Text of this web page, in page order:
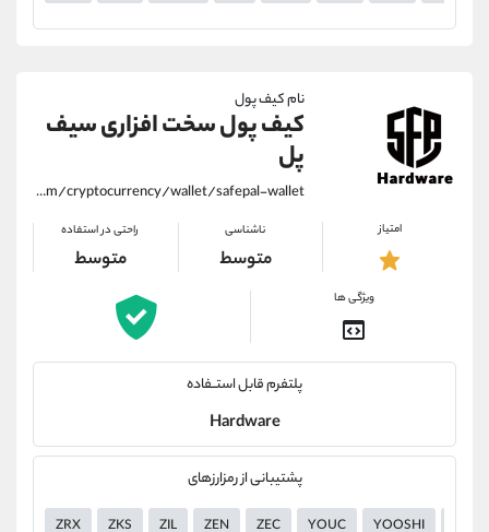
نام کیف پول
کیف پول سخت افزاری سیف
پل
https://alirezamehrabi.com/cryptocurrency/wallet/safepal-wallet
امتیاز ناشناسی
متوسط
راحتی در استفاده
متوسط
ویژگی ها
پلتفرم قابل استــفاده
Hardware
پشتیبانی از رمزارزهای
ZRX ZKS ZIL ZEN ZEC YOUC YOOSHI